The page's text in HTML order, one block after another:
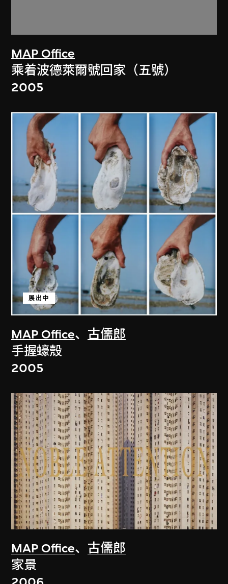
MAP Office
乘着波德萊爾號回家（五號）
2005
MAP Office、 古儒郎
展出中
手握蠔殼
2005
MAP Office、 古儒郎
家景